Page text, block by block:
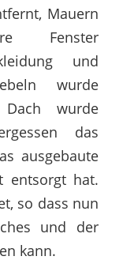
Mauern
Fenster
und
wurde
wurde
das
ausgebaute
entsorgt hat.
so dass nun
und der
kann.